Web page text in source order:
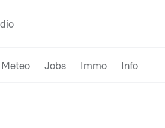
Meteo Jobs Immo Info